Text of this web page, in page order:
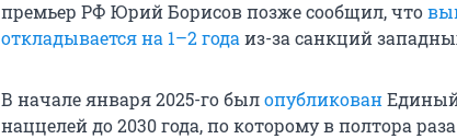
премьер РФ Юрий Борисов позже сообщил, что
откладывается на 1–2 года из-за санкций
В начале января 2025-го былопубликован
наццелей до 2030 года, по которому в полтора